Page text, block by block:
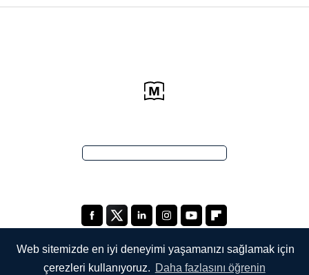
Web sitemizde en iyi deneyimi yaşamanızı sağlamak için
çerezleri kullanıyoruz. Daha fazlasını öğrenin